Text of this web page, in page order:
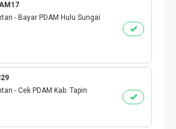
- Bayar PDAM Hulu Sungai
- Cek PDAM Kab. Tapin